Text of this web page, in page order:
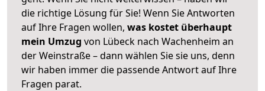
die richtige Lösung für Sie! Wenn Sie Antworten
auf Ihre Fragen wollen, was kostet überhaupt
mein Umzug von Lübeck nach Wachenheim an
der Weinstraße – dann wählen Sie sie uns, denn
wir haben immer die passende Antwort auf Ihre
Fragen parat.